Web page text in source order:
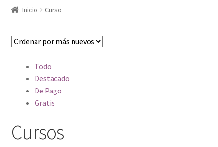
Mis Cursos
FAQs
Inicio Curso
Todo
Destacado
De Pago
Gratis
Cursos